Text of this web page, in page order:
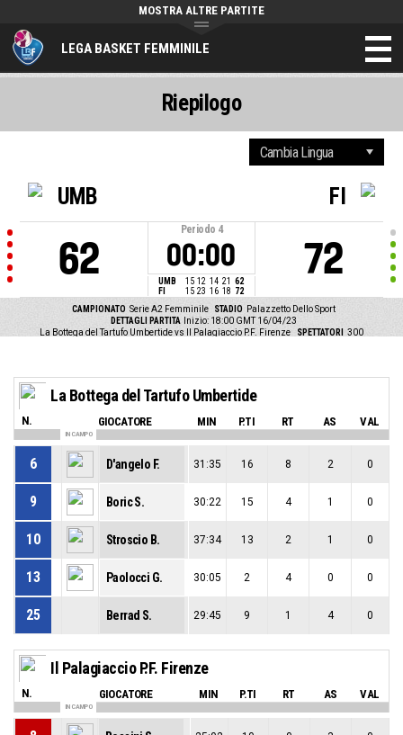
LEGA BASKET FEMMINILE
MOSTRA ALTRE PARTITE
UMB
62
Periodo 4
00:00
UMB 15 12 14 21 62
FI
15 23 16 18 72
FI
72
CAMPIONATO Serie A2 Femminile STADIO Palazzetto Dello Sport
DETTAGLI PARTITA
Inizio: 18:00 GMT 16/04/23
La Bottega del Tartufo Umbertide vs Il Palagiaccio P.F. Firenze
SPETTATORI 300
Riepilogo
La Bottega del Tartufo Umbertide
N. GIOCATORE MIN P.TI RT AS VAL
IN CAMPO
6 D'angelo F. 31:35 16 8 2 0
9 Boric S. 30:22 15 4 1 0
10 Stroscio B. 37:34 13 2 1 0
13 Paolocci G. 30:05 2 4 0 0
25 Berrad S. 29:45 9 1 4 0
Il Palagiaccio P.F. Firenze
N. GIOCATORE MIN P.TI RT AS VAL
IN CAMPO